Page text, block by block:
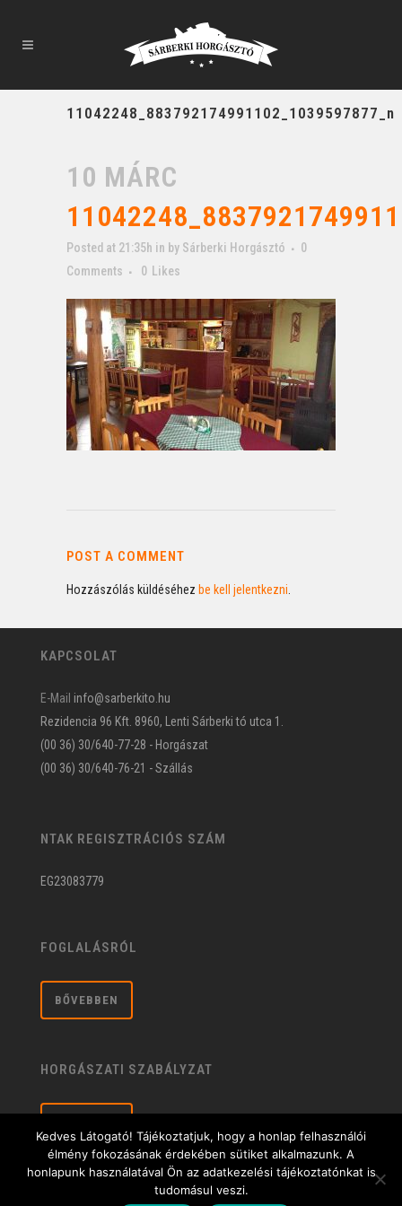
11042248_883792174991102_1039597877_n
10 MÁRC
Posted at 21:35h in by Sárberki Horgásztó
0
Comments
0 Likes
POST A COMMENT
Hozzászólás küldéséhez be kell jelentkezni
KAPCSOLAT
E-Mail info@sarberkito.hu
Rezidencia 96 Kft. 8960, Lenti Sárberki tó utca 1.
(00 36) 30/640-77-28 - Horgászat
(00 36) 30/640-76-21 - Szállás
NTAK REGISZTRÁCIÓS SZÁM
EG23083779
FOGLALÁSRÓL
BŐVEBBEN
HORGÁSZATI SZABÁLYZAT
| © 2020 Sárberki Horgásztó és Szabadidőközpont |
Kedves Látogató! Tájékoztatjuk, hogy a honlap felhasználói
élmény fokozásának érdekében sütiket alkalmazunk. A
honlapunk használatával Ön az adatkezelési tájékoztatónkat is
tudomásul veszi.